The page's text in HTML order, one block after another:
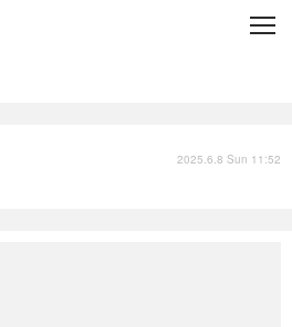
C
2025.6.8 Sun 11:52